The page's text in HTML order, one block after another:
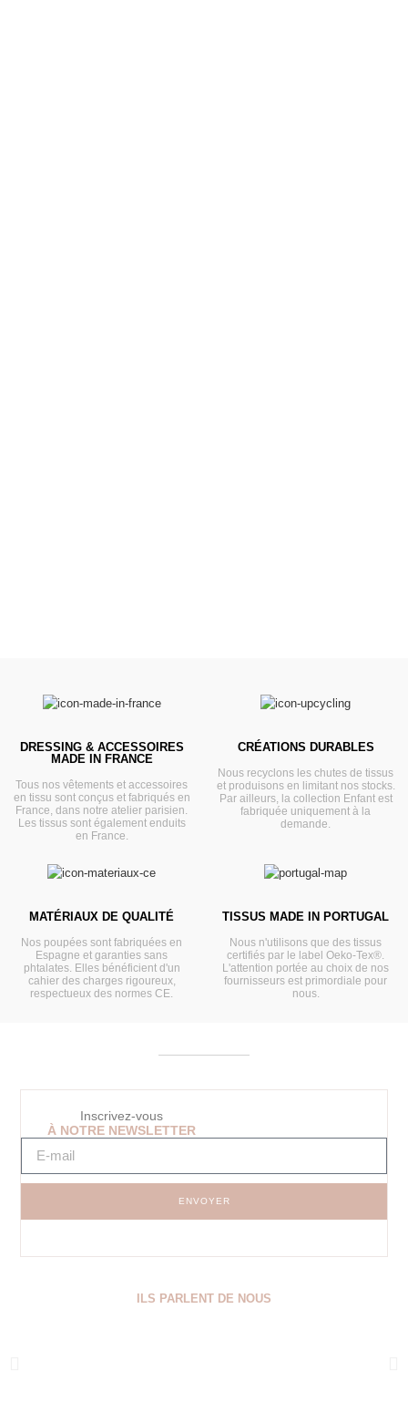
DRESSING & ACCESSOIRES
MADE IN FRANCE
Tous nos vêtements et accessoires
en tissu sont conçus et fabriqués en
France, dans notre atelier parisien.
Les tissus sont également enduits
en France.
CRÉATIONS DURABLES
Nous recyclons les chutes de tissus
et produisons en limitant nos stocks.
Par ailleurs, la collection Enfant est
fabriquée uniquement à la
demande.
MATÉRIAUX DE QUALITÉ
Nos poupées sont fabriquées en
Espagne et garanties sans
phtalates. Elles bénéficient d'un
cahier des charges rigoureux,
respectueux des normes CE.
TISSUS MADE IN PORTUGAL
Nous n'utilisons que des tissus
certifiés par le label Oeko-Tex®.
L'attention portée au choix de nos
fournisseurs est primordiale pour
nous.
Inscrivez-vous
À NOTRE NEWSLETTER
ENVOYER
ILS PARLENT DE NOUS